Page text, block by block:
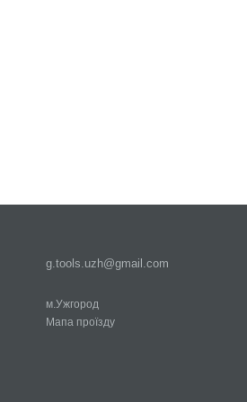
g.tools.uzh@gmail.com
м.Ужгород
Мапа проїзду